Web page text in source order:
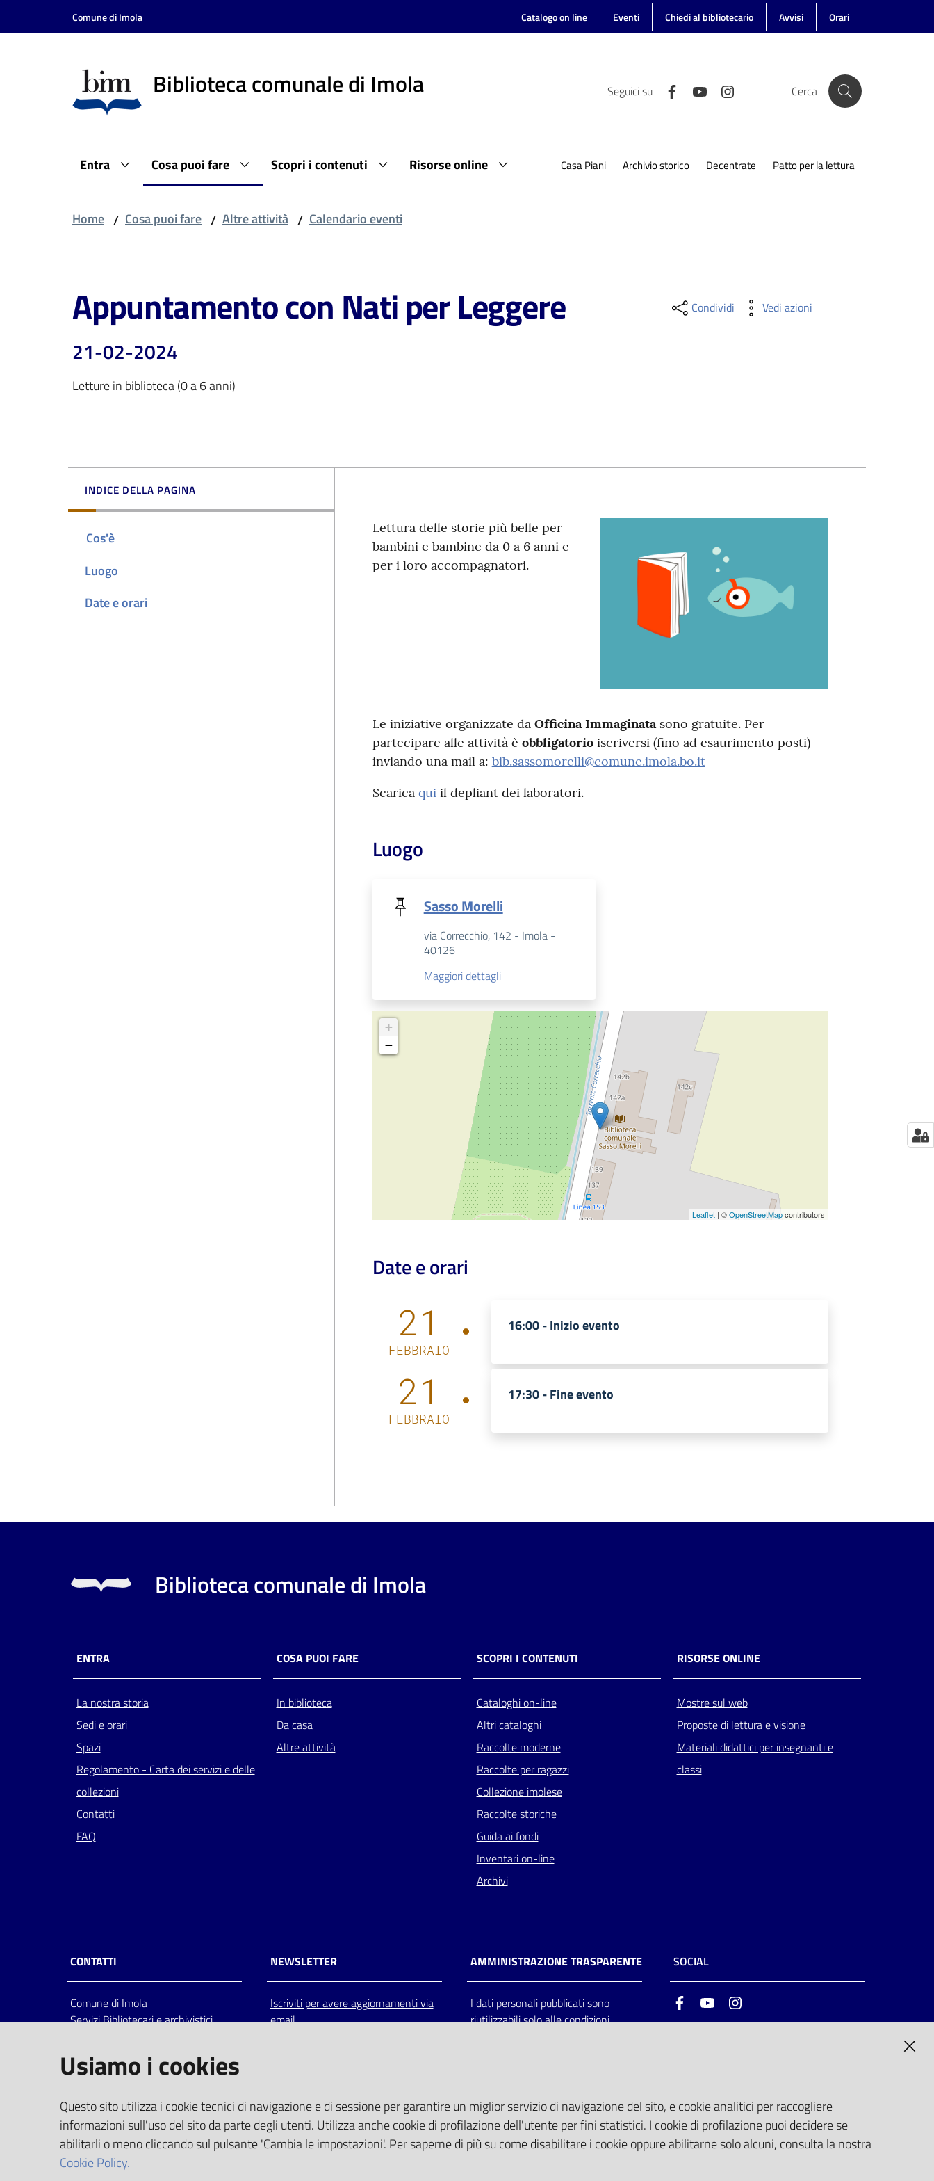
Vai al contenuto
Vai alla navigazione
Comune di Imola Catalogo on line Eventi Chiedi al bibliotecario Avvisi Orari
Biblioteca comunale di Imola Seguici su Cerca
Entra Cosa puoi fare Scopri i contenuti Risorse online Casa Piani Archivio storico Decentrate Patto per la lettura
Home / Cosa puoi fare / Altre attività / Calendario eventi
Appuntamento con Nati per Leggere
21-02-2024
Letture in biblioteca (0 a 6 anni)
Condividi Vedi azioni
INDICE DELLA PAGINA
Cos'è
Luogo
Date e orari
Lettura delle storie più belle per
bambini e bambine da 0 a 6 anni e
per i loro accompagnatori.
Le iniziative organizzate da Officina Immaginatasono gratuite. Per
partecipare alle attività è obbligatorioiscriversi (fino ad esaurimento posti)
inviando una mail a: bib.sassomorelli@comune.imola.bo.it
Scarica qui il depliant dei laboratori.
Luogo
Sasso Morelli
via Correcchio, 142 - Imola -
40126
Maggiori dettagli
+
−
Leaflet| ©OpenStreetMapcontributors
Date e orari
21
FEBBRAIO
16:00 -Inizio evento
21
FEBBRAIO
17:30 -Fine evento
Biblioteca comunale di Imola
ENTRA
La nostra storia
Sedi e orari
Spazi
Regolamento - Carta dei servizi e delle
collezioni
Contatti
FAQ
COSA PUOI FARE
In biblioteca
Da casa
Altre attività
SCOPRI I CONTENUTI
Cataloghi on-line
Altri cataloghi
Raccolte moderne
Raccolte per ragazzi
Collezione imolese
Raccolte storiche
Guida ai fondi
Inventari on-line
Archivi
RISORSE ONLINE
Mostre sul web
Proposte di lettura e visione
Materiali didattici per insegnanti e
classi
CONTATTI
Comune di Imola
Servizi Bibliotecari e archivistici
Italia
centralino: tel 0542.6026.36 fax
bim@comune.imola.bo.it
PEC
comune.imola@cert.provincia.bo.it
P.IVA 00523381200
C.F. 00794470377
NEWSLETTER
Iscriviti per avere aggiornamenti via
email
AMMINISTRAZIONE TRASPARENTE
I dati personali pubblicati sono
riutilizzabili solo alle condizioni
SOCIAL
FacebookYoutube
Usiamo i cookies
Questo sito utilizza i cookie tecnici di navigazione e di sessione per garantire un miglior servizio di navigazione del sito, e cookie analitici per raccogliere
informazioni sull'uso del sito da parte degli utenti. Utilizza anche cookie di profilazione dell'utente per fini statistici. I cookie di profilazione puoi decidere se
abilitarli o meno cliccando sul pulsante 'Cambia le impostazioni'. Per saperne di più su come disabilitare i cookie oppure abilitarne solo alcuni, consulta la nostra
Cookie Policy.